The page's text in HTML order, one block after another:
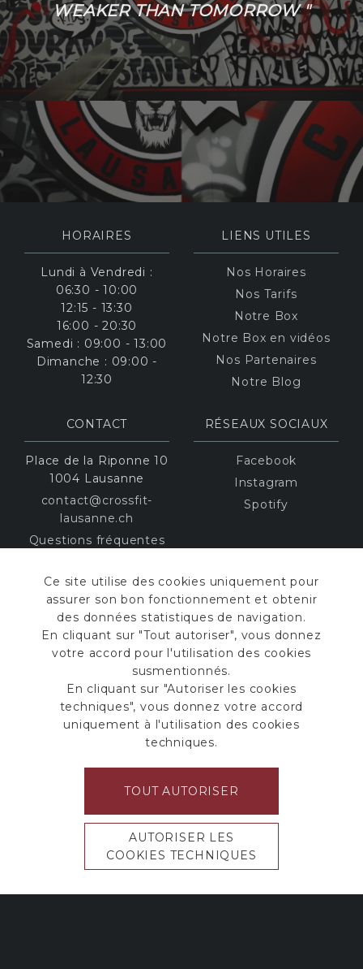
WEAKER THAN TOMORROW "
HORAIRES
Lundi à Vendredi :
06:30 - 10:00
12:15 - 13:30
16:00 - 20:30
Samedi : 09:00 - 13:00
Dimanche : 09:00 -
12:30
LIENS UTILES
Nos Horaires
Nos Tarifs
Notre Box
Notre Box en vidéos
Nos Partenaires
Notre Blog
CONTACT
Place de la Riponne 10
1004 Lausanne
contact@crossfit-
lausanne.ch
Questions fréquentes
RÉSEAUX SOCIAUX
Facebook
Instagram
Spotify
CROSSFIT CERTIFIÉ
EXCLUSIF
REPRÉSENTANT
OFFICIEL
Ce site utilise des cookies uniquement pour
assurer son bon fonctionnement et obtenir
des données statistiques de navigation.
En cliquant sur "Tout autoriser", vous donnez
votre accord pour l'utilisation des cookies
susmentionnés.
En cliquant sur "Autoriser les cookies
techniques", vous donnez votre accord
uniquement à l'utilisation des cookies
techniques.
TOUT AUTORISER
AUTORISER LES
COOKIES TECHNIQUES